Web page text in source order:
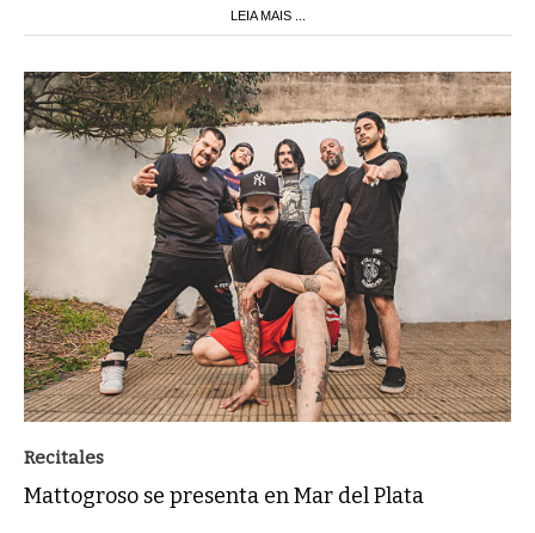
LEIA MAIS ...
Recitales
Mattogroso se presenta en Mar del Plata